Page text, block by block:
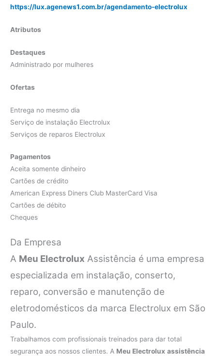
https://lux.agenews1.com.br/agendamento-electrolux
Atributos
Destaques
Administrado por mulheres
Ofertas
Entrega no mesmo dia
Serviço de instalação Electrolux
Serviços de reparos Electrolux
Pagamentos
Aceita somente dinheiro
Cartões de crédito
American Express Diners Club MasterCard Visa
Cartões de débito
Cheques
Da Empresa
A Meu Electrolux Assistência é uma empresa
especializada em instalação, conserto,
reparo, conversão e manutenção de
eletrodomésticos da marca Electrolux em São
Paulo.
Trabalhamos com profissionais treinados para dar total
segurança aos nossos clientes. A Meu Electrolux assistência